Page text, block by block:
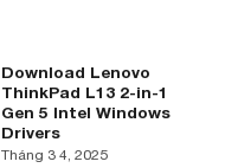
Download Lenovo
ThinkPad L13 2-in-1
Gen 5 Intel Windows
Drivers
Tháng 3 4, 2025